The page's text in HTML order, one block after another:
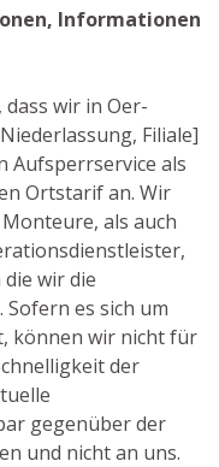
Informationen
wir in Oer-
Filiale]
Aufsperrservice als
Ortstarif an. Wir
als auch
wir die
es sich um
können wir nicht für
der
gegenüber der
und nicht an uns.